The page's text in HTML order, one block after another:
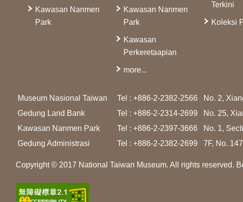
Kawasan Nanmen
Park
Kawasan Nanmen
Park
Kawasan
Perkeretaapian
more...
Terkini
Koleksi
Museum Nasional Taiwan Tel : +886-2-2382-2566 No. 2,
Gedung Land Bank
Tel : +886-2-2314-2699 No. 25,
Kawasan Nanmen Park
Tel : +886-2-2397-3666 No. 1,
Gedung Administrasi
Tel : +886-2-2382-2699 7F, No.
Copyright © 2017 National Taiwan Museum. All rights reserved.